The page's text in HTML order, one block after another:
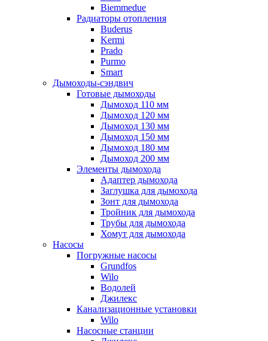
Biemmedue
Радиаторы отопления
Buderus
Kermi
Prado
Purmo
Smart
Дымоходы-сэндвич
Готовые дымоходы
Дымоход 110 мм
Дымоход 120 мм
Дымоход 130 мм
Дымоход 150 мм
Дымоход 180 мм
Дымоход 200 мм
Элементы дымохода
Адаптер дымохода
Заглушка для дымохода
Зонт для дымохода
Тройник для дымохода
Трубы для дымохода
Хомут для дымохода
Насосы
Погружные насосы
Grundfos
Wilo
Водолей
Джилекс
Канализационные установки
Wilo
Насосные станции